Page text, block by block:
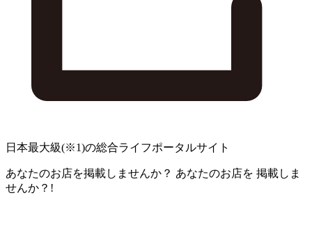
日本最大級(※1)の総合ライフポータルサイト
あなたのお店を掲載しませんか？ あなたのお店を 掲載しま
せんか？!